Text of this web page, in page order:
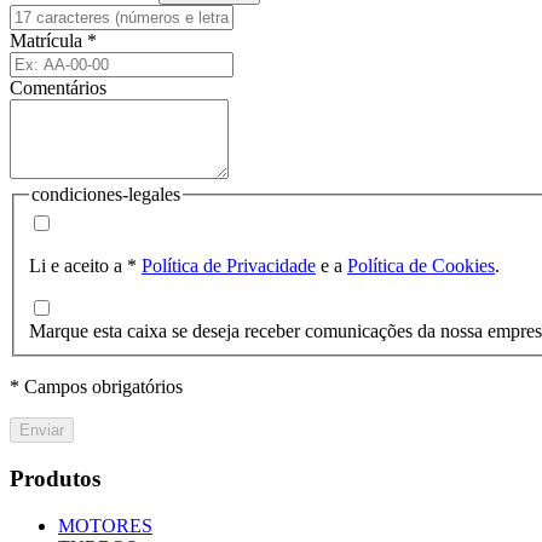
Matrícula *
Comentários
condiciones-legales
Li e aceito a * Política de Privacidade e a Política de Cookies.
Marque esta caixa se deseja receber comunicações da nossa
* Campos obrigatórios
Enviar
Produtos
MOTORES